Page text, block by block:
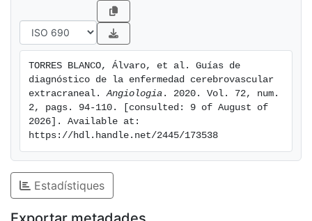
TORRES BLANCO, Álvaro, et al. Guías de
diagnóstico de la enfermedad cerebrovascular
extracraneal. Angiologia . 2020. Vol. 72, num.
2, pags. 94-110. [consulted: 9 of August of
2026]. Available at:
https://hdl.handle.net/2445/173538
Estadístiques